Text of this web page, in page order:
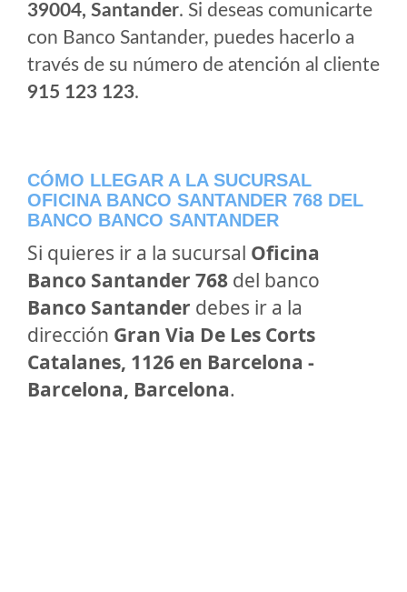
39004, Santander. Si deseas comunicarte
con Banco Santander, puedes hacerlo a
través de su número de atención al cliente
915 123 123.
CÓMO LLEGAR A LA SUCURSAL
OFICINA BANCO SANTANDER 768 DEL
BANCO BANCO SANTANDER
Si quieres ir a la sucursal Oficina
Banco Santander 768 del banco
Banco Santander debes ir a la
dirección Gran Via De Les Corts
Catalanes, 1126 en Barcelona -
Barcelona, Barcelona.